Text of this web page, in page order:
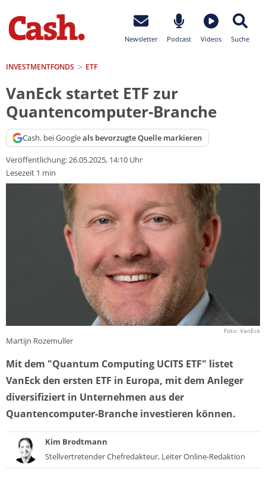
Newsletter Podcast Videos Suche
INVESTMENTFONDS ETF
VanEck startet ETF zur
Quantencomputer-Branche
Cash. bei Googleals bevorzugte Quelle markieren
Veröffentlichung:26.05.2025, 14:10 Uhr
Lesezeit 1 min
Foto: VanEck
Martijn Rozemuller
Mit dem "Quantum Computing UCITS ETF" listet
VanEck den ersten ETF in Europa, mit dem Anleger
diversifiziert in Unternehmen aus der
Quantencomputer-Branche investieren können.
Kim Brodtmann
Stellvertretender Chefredakteur, Leiter Online-Redaktion